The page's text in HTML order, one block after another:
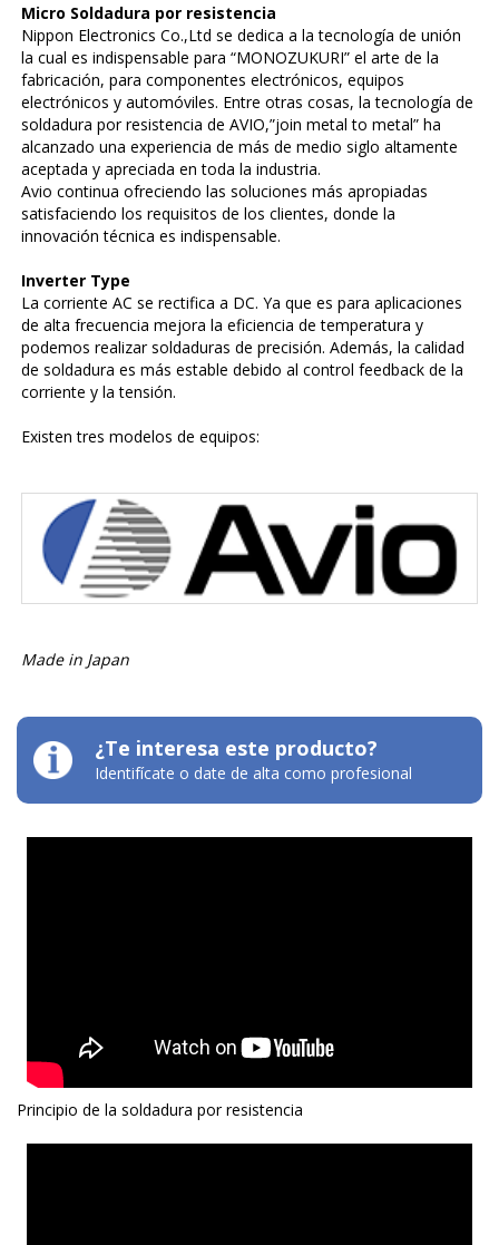
Micro Soldadura por resistencia
Nippon Electronics Co.,Ltd se dedica a la tecnología de unión
la cual es indispensable para “MONOZUKURI” el arte de la
fabricación, para componentes electrónicos, equipos
electrónicos y automóviles. Entre otras cosas, la tecnología de
soldadura por resistencia de AVIO,”join metal to metal” ha
alcanzado una experiencia de más de medio siglo altamente
aceptada y apreciada en toda la industria.
Avio continua ofreciendo las soluciones más apropiadas
satisfaciendo los requisitos de los clientes, donde la
innovación técnica es indispensable.
Inverter Type
La corriente AC se rectifica a DC. Ya que es para aplicaciones
de alta frecuencia mejora la eficiencia de temperatura y
podemos realizar soldaduras de precisión. Además, la calidad
de soldadura es más estable debido al control feedback de la
corriente y la tensión.
Existen tres modelos de equipos:
Made in Japan
¿Te interesa este producto?
Identifícate o date de alta como profesional
Principio de la soldadura por resistencia